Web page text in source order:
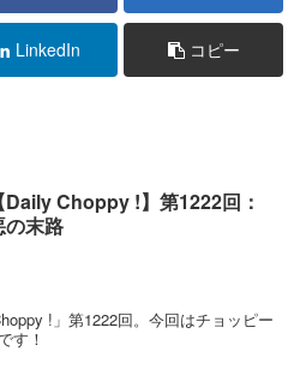
LinkedIn コピー
【Daily Choppy !】第1222回：
の末路
!」第1222回。今回はチョッピー
す！